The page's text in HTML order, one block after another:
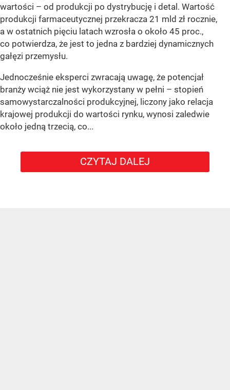
wartości – od produkcji po dystrybucję i detal. Wartość
produkcji farmaceutycznej przekracza 21 mld zł rocznie,
a w ostatnich pięciu latach wzrosła o około 45 proc.,
co potwierdza, że jest to jedna z bardziej dynamicznych
gałęzi przemysłu.
Jednocześnie eksperci zwracają uwagę, że potencjał
branży wciąż nie jest wykorzystany w pełni – stopień
samowystarczalności produkcyjnej, liczony jako relacja
krajowej produkcji do wartości rynku, wynosi zaledwie
około jedną trzecią, co...
CZYTAJ DALEJ